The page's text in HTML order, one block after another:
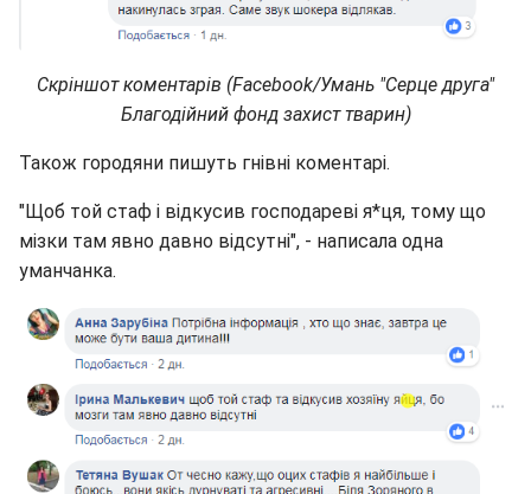
Скріншот коментарів (Facebook/Умань "Серце друга"
Благодійний фонд захист тварин)
Також городяни пишуть гнівні коментарі.
"Щоб той стаф і відкусив господареві я*ця, тому що
мізки там явно давно відсутні", - написала одна
уманчанка.